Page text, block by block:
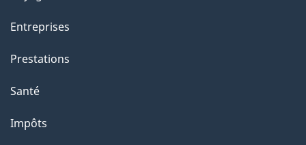
Entreprises
Prestations
Santé
Impôts